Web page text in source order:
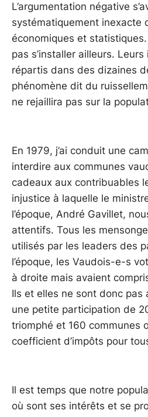
L’argumentation négative
systématiquement inexacte
économiques et
pas s’installer ailleurs.
répartis dans des dizaines
phénomène dit du
ne rejaillira pas sur la
En 1979, j’ai conduit une
interdire aux communes
cadeaux aux contribuables
injustice à laquelle le
l’époque, André Gavillet,
attentifs. Tous les
utilisés par les leaders des
l’époque, les Vaudois-e-s
à droite mais avaient
Ils et elles ne sont donc pas
une petite participation de
triomphé et 160 communes
coefficient d’impôts pour
Il est temps que notre
où sont ses intérêts et se